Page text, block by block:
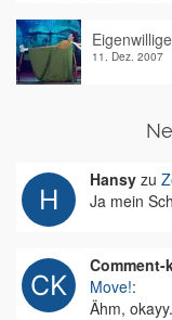
11. Dez. 2007
Hansy zu
Ja mein
Comment-
Move!:
Ähm, okayy.